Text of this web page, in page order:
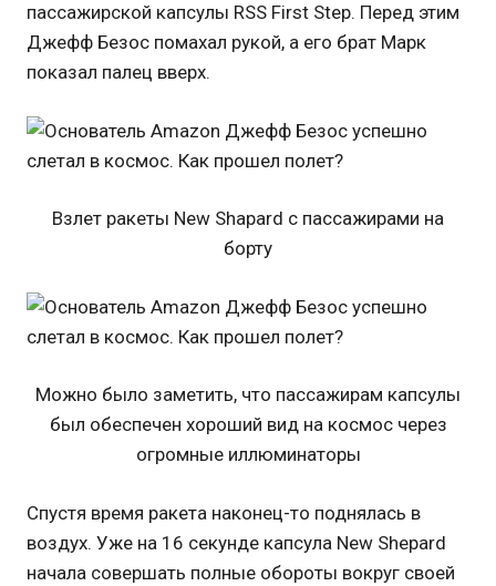
пассажирской капсулы RSS First Step. Перед этим
Джефф Безос помахал рукой, а его брат Марк
показал палец вверх.
Взлет ракеты New Shapard с пассажирами на
борту
Можно было заметить, что пассажирам капсулы
был обеспечен хороший вид на космос через
огромные иллюминаторы
Спустя время ракета наконец-то поднялась в
воздух. Уже на 16 секунде капсула New Shepard
начала совершать полные обороты вокруг своей